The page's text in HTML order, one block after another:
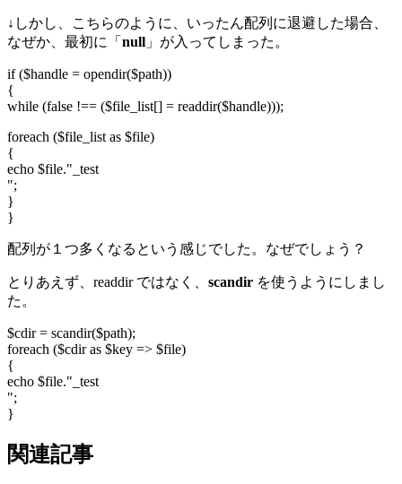
↓しかし、こちらのように、いったん配列に退避した場合、
なぜか、最初に「 null 」が入ってしまった。
if ($handle = opendir($path))
{
while (false !== ($file_list[] = readdir($handle)));
foreach ($file_list as $file)
{
echo $file."_test
";
}
}
配列が１つ多くなるという感じでした。なぜでしょう？
とりあえず、readdir ではなく、 scandir を使うようにしまし
た。
$cdir = scandir($path);
foreach ($cdir as $key => $file)
{
echo $file."_test
";
}
関連記事